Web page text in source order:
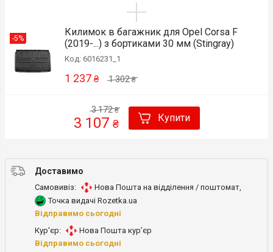
-5%
Килимок в багажник для Opel Corsa F
(2019-...) з бортиками 30 мм (Stingray)
Код: 6016231_1
1 302₴
1 237 ₴
3 172₴
3 107 ₴ Купити
Доставимо
Самовивіз: Нова Пошта на відділення / поштомат,
Точка видачі Rozetka.ua
Відправимо сьогодні
Кур'єр:
Нова Пошта кур’єр
Відправимо сьогодні